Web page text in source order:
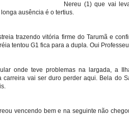
Nereu (1) que vai
ausência é o tertius.
trazendo vitória firme do Tarumã e
tentou G1 fica para a dupla. Oui
onde teve problemas na largada, a
carreira vai ser duro perder aqui. Bela do
vencendo bem e na seguinte não